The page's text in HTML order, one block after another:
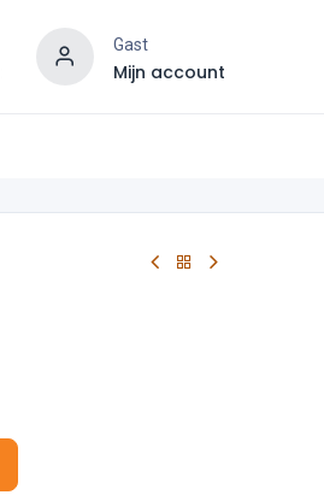
Gast
Mijn account